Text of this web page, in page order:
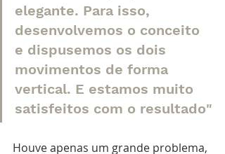
elegante. Para isso,
desenvolvemos o conceito
e dispusemos os dois
movimentos de forma
vertical. E estamos muito
satisfeitos com o resultado"
Houve apenas um grande problema,